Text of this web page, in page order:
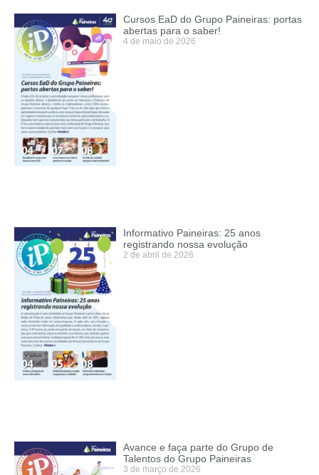
Cursos EaD do Grupo Paineiras: portas
abertas para o saber!
4 de maio de 2026
Informativo Paineiras: 25 anos
registrando nossa evolução
2 de abril de 2026
Avance e faça parte do Grupo de
Talentos do Grupo Paineiras
3 de março de 2026